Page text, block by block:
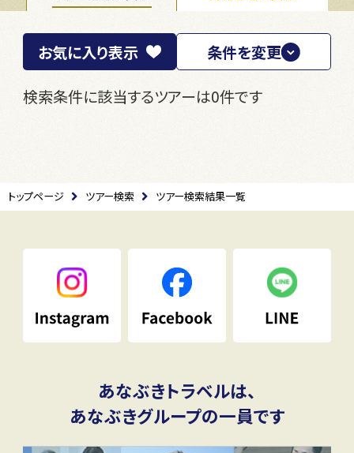
検索条件に該当するツアーは0件です
お気に入り表示 条件を変更
トップページ ツアー検索 ツアー検索結果一覧
あなぶきトラベルは、
あなぶきグループの一員です